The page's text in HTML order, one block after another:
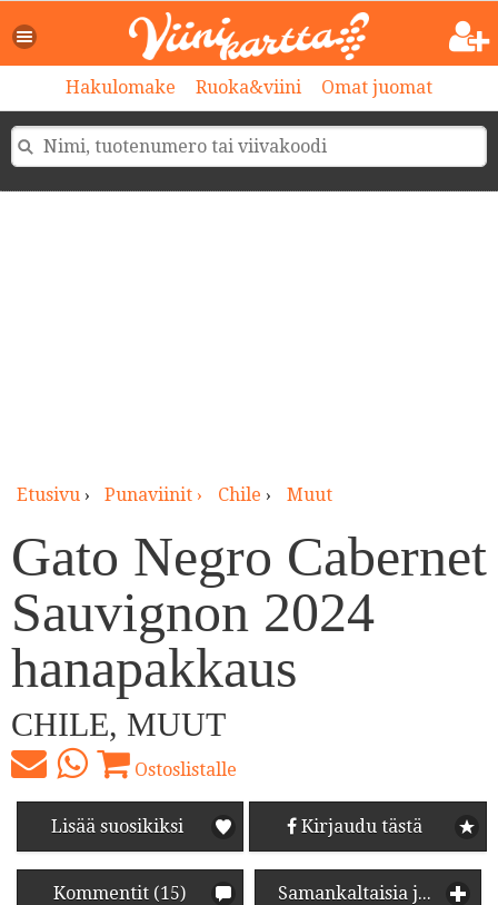
Hakulomake Ruoka&viini Omat juomat
Etusivu› Punaviinit › Chile › Muut
Gato Negro Cabernet
Sauvignon 2024
hanapakkaus
CHILE, MUUT
Ostoslistalle
Lisää suosikiksi Kirjaudu tästä
Kommentit (15) Samankaltaisia juomia